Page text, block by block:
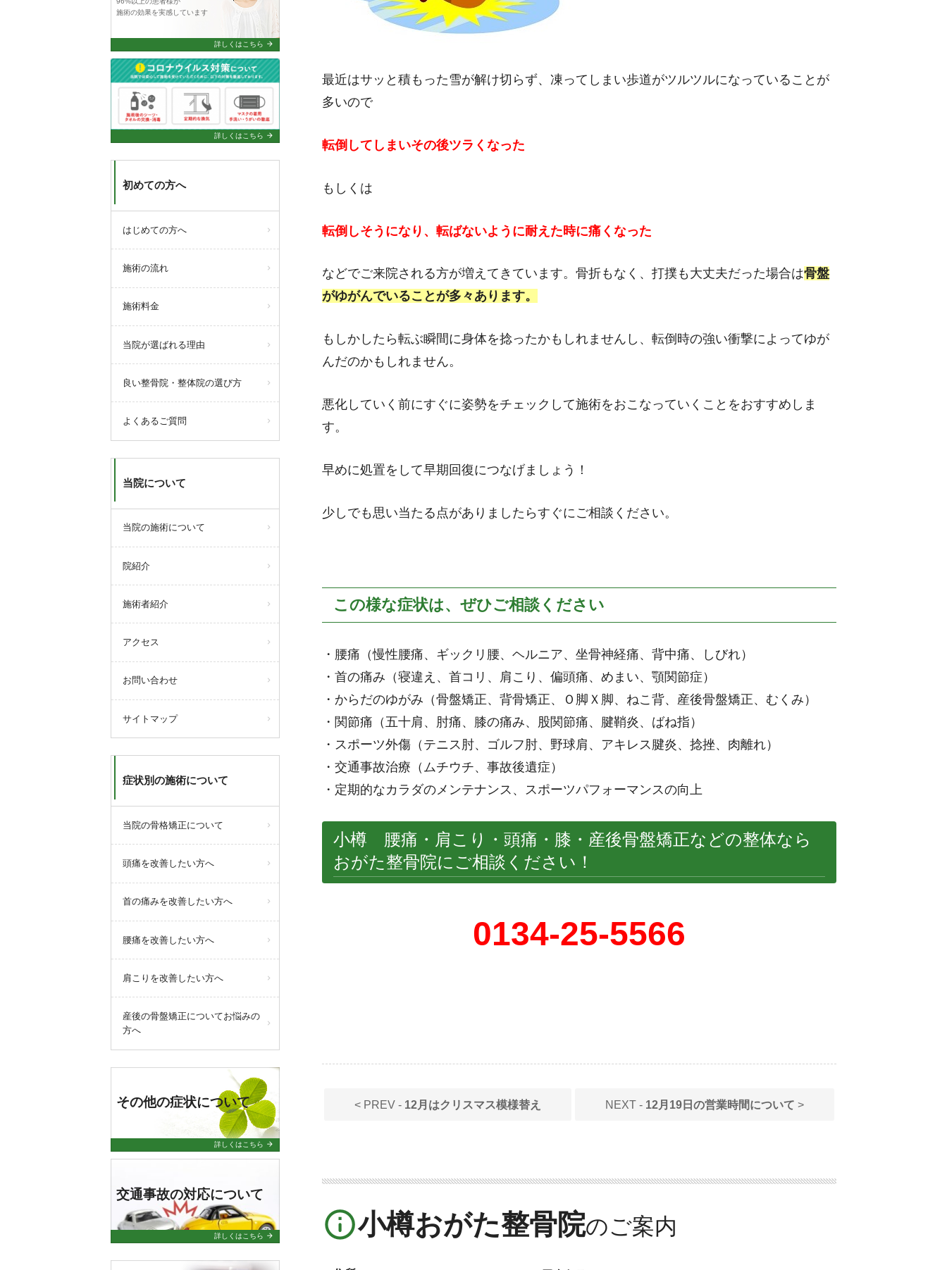
最近はサッと積もった雪が解け切らず、凍ってしまい歩道がツルツルになっていることが
多いので
転倒してしまいその後ツラくなった
もしくは
転倒しそうになり、転ばないように耐えた時に痛くなった
などでご来院される方が増えてきています。骨折もなく、打撲も大丈夫だった場合は骨盤
がゆがんでいることが多々あります。
もしかしたら転ぶ瞬間に身体を捻ったかもしれませんし、転倒時の強い衝撃によってゆが
んだのかもしれません。
悪化していく前にすぐに姿勢をチェックして施術をおこなっていくことをおすすめしま
す。
早めに処置をして早期回復につなげましょう！
少しでも思い当たる点がありましたらすぐにご相談ください。
この様な症状は、ぜひご相談ください
・腰痛（慢性腰痛、ギックリ腰、ヘルニア、坐骨神経痛、背中痛、しびれ）
・首の痛み（寝違え、首コリ、肩こり、偏頭痛、めまい、顎関節症）
・からだのゆがみ（骨盤矯正、背骨矯正、Ｏ脚Ｘ脚、ねこ背、産後骨盤矯正、むくみ）
・関節痛（五十肩、肘痛、膝の痛み、股関節痛、腱鞘炎、ばね指）
・スポーツ外傷（テニス肘、ゴルフ肘、野球肩、アキレス腱炎、捻挫、肉離れ）
・交通事故治療（ムチウチ、事故後遺症）
・定期的なカラダのメンテナンス、スポーツパフォーマンスの向上
小樽 腰痛・肩こり・頭痛・膝・産後骨盤矯正などの整体なら
おがた整骨院にご相談ください！
0134-25-5566
< PREV - 12月はクリスマス模様替え NEXT - 12月19日の営業時間について >
info_outline小樽おがた整骨院
【4月の診療について】
●4/20(月)臨時休診
query_builder2026年2月12日
【３月の診療について】
●3/7 (土) 13:00まで
の診療
●3/21(土) 臨時休診
施術の効果を実感しています
詳しくはこちら arrow_forward
.
詳しくはこちら arrow_forward
初めての方へ
はじめての方へ
施術の流れ
施術料金
当院が選ばれる理由
良い整骨院・整体院の選び方
よくあるご質問
当院について
当院の施術について
院紹介
施術者紹介
アクセス
お問い合わせ
サイトマップ
症状別の施術について
当院の骨格矯正について
頭痛を改善したい方へ
首の痛みを改善したい方へ
腰痛を改善したい方へ
肩こりを改善したい方へ
産後の骨盤矯正についてお悩みの
方へ
その他の症状について
詳しくはこちら arrow_forward
交通事故の対応について
詳しくはこちら arrow_forward